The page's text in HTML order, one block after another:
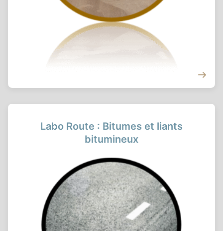
Labo Route : Bitumes et liants
bitumineux